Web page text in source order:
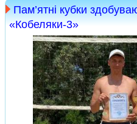
Пам’ятні кубки
«Кобеляки-3»